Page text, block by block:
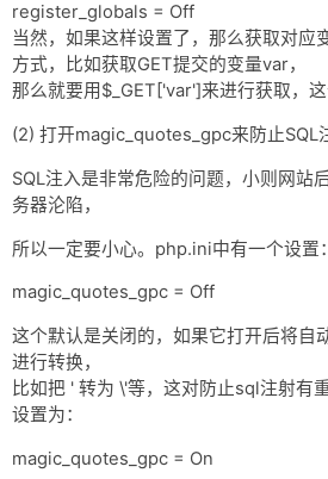
register_globals = Off
当然，如果这样设置了，那么获取对应
方式，比如获取GET提交的变量var，
那么就要用$_GET['var']来进行获取，
(2) 打开magic_quotes_gpc来防止SQL
SQL注入是非常危险的问题，小则网站
务器沦陷，
所以一定要小心。php.ini中有一个设置：
magic_quotes_gpc = Off
这个默认是关闭的，如果它打开后将自
进行转换，
比如把 ' 转为 \'等，这对防止sql注射有
设置为：
magic_quotes_gpc = On